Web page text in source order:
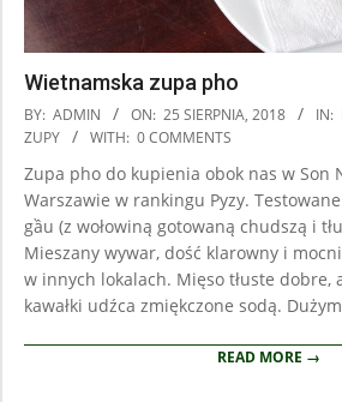
Wietnamska zupa pho
2018-
08-
BY: ADMIN ON: 25 SIERPNIA, 2018 IN:
ZUPY
WITH: 0 COMMENTS
Zupa pho do kupienia obok nas w Son
Warszawie w rankingu Pyzy.
gầu (z wołowiną gotowaną chudszą i
Mieszany wywar, dość klarowny i
w innych lokalach. Mięso tłuste dobre,
kawałki udźca zmiękczone sodą.
READ MORE →